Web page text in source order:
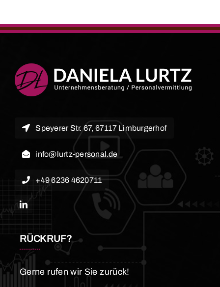
Speyerer Str. 67, 67117 Limburgerhof
info@lurtz-personal.de
+49 6236 4620711
RÜCKRUF?
Gerne rufen wir Sie zurück!